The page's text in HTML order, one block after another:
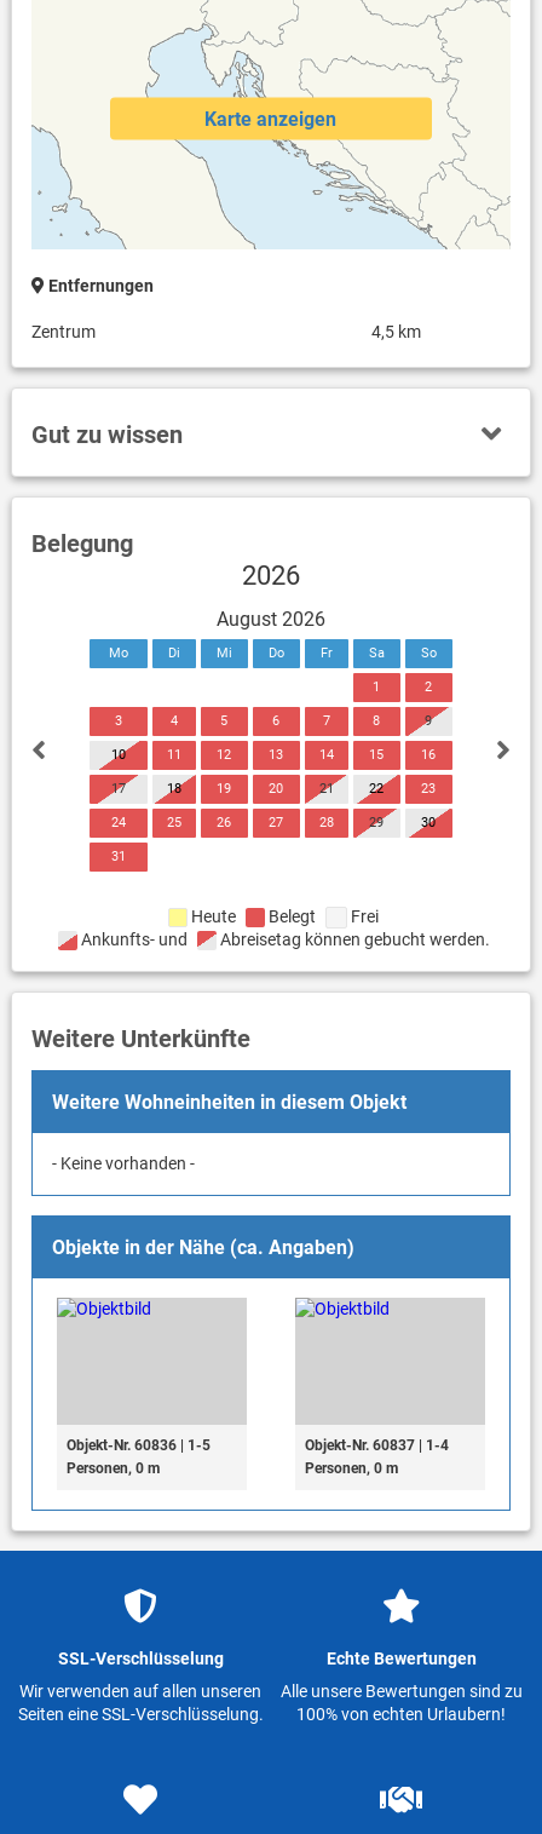
Karte anzeigen
Entfernungen
Zentrum 4,5 km
Gut zu wissen
Belegung
2026
August 2026
Mo Di Mi Do Fr Sa So
1 2
3 4 5 6 7 8 9
10 11 12 13 14 15 16
17 18 19 20 21 22 23
24 25 26 27 28 29 30
31
Heute Belegt
Frei
Ankunfts- und
Abreisetag können gebucht werden.
Weitere Unterkünfte
Weitere Wohneinheiten in diesem Objekt
- Keine vorhanden -
Objekte in der Nähe (ca. Angaben)
Objekt-Nr. 60836 | 1-5
Personen, 0 m
Objekt-Nr. 60837 | 1-4
Personen, 0 m
SSL-Verschlüsselung
Wir verwenden auf allen unseren
Seiten eine SSL-Verschlüsselung.
Echte Bewertungen
Alle unsere Bewertungen sind zu
100% von echten Urlaubern!